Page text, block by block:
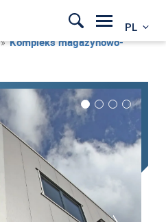
PL
»Kompleks magazynowo-